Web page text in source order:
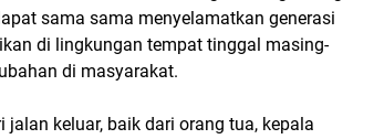
sama sama menyelamatkan generasi
di lingkungan tempat tinggal masing-
di masyarakat.
keluar, baik dari orang tua, kepala